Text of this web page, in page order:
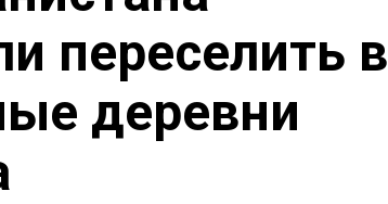
переселить в
деревни